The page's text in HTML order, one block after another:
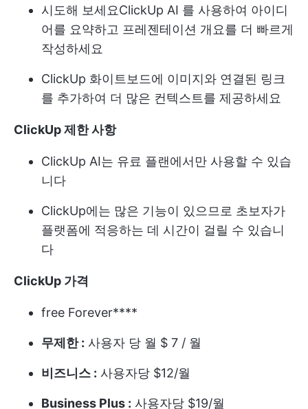
시도해 보세요ClickUp AI 를 사용하여 아이디
어를 요약하고 프레젠테이션 개요를 더 빠르게
작성하세요
ClickUp 화이트보드에 이미지와 연결된 링크
를 추가하여 더 많은 컨텍스트를 제공하세요
ClickUp 제한 사항
ClickUp AI는 유료 플랜에서만 사용할 수 있습
니다
ClickUp에는 많은 기능이 있으므로 초보자가
플랫폼에 적응하는 데 시간이 걸릴 수 있습니
다
ClickUp 가격
free Forever****
무제한 : 사용자 당 월 $ 7 / 월
비즈니스 : 사용자당 $12/월
Business Plus : 사용자당 $19/월